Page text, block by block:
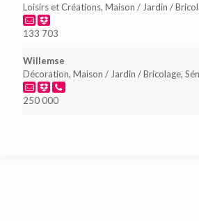
Loisirs et Créations, Maison / Jardin /
133 703
Willemse
Décoration, Maison / Jardin / Bricolage,
250 000